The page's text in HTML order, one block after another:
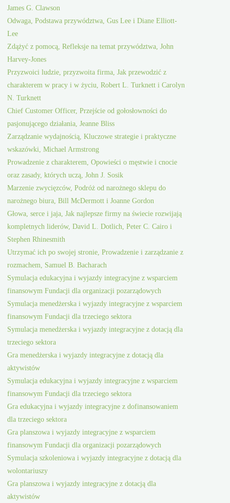
James G. Clawson
Odwaga, Podstawa przywództwa, Gus Lee i Diane Elliott-
Lee
Zdążyć z pomocą, Refleksje na temat przywództwa, John
Harvey-Jones
Przyzwoici ludzie, przyzwoita firma, Jak przewodzić z
charakterem w pracy i w życiu, Robert L. Turknett i Carolyn
N. Turknett
Chief Customer Officer, Przejście od gołosłowności do
pasjonującego działania, Jeanne Bliss
Zarządzanie wydajnością, Kluczowe strategie i praktyczne
wskazówki, Michael Armstrong
Prowadzenie z charakterem, Opowieści o męstwie i cnocie
oraz zasady, których uczą, John J. Sosik
Marzenie zwycięzców, Podróż od narożnego sklepu do
narożnego biura, Bill McDermott i Joanne Gordon
Głowa, serce i jaja, Jak najlepsze firmy na świecie rozwijają
kompletnych liderów, David L. Dotlich, Peter C. Cairo i
Stephen Rhinesmith
Utrzymać ich po swojej stronie, Prowadzenie i zarządzanie z
rozmachem, Samuel B. Bacharach
Symulacja edukacyjna i wyjazdy integracyjne z wsparciem
finansowym Fundacji dla organizacji pozarządowych
Symulacja menedżerska i wyjazdy integracyjne z wsparciem
finansowym Fundacji dla trzeciego sektora
Symulacja menedżerska i wyjazdy integracyjne z dotacją dla
trzeciego sektora
Gra menedżerska i wyjazdy integracyjne z dotacją dla
aktywistów
Symulacja edukacyjna i wyjazdy integracyjne z wsparciem
finansowym Fundacji dla trzeciego sektora
Gra edukacyjna i wyjazdy integracyjne z dofinansowaniem
dla trzeciego sektora
Gra planszowa i wyjazdy integracyjne z wsparciem
finansowym Fundacji dla organizacji pozarządowych
Symulacja szkoleniowa i wyjazdy integracyjne z dotacją dla
wolontariuszy
Gra planszowa i wyjazdy integracyjne z dotacją dla
aktywistów